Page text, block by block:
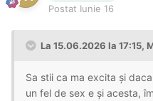
Postat Iunie 16
La 15.06.2026 la 17:15,
Sa stii ca ma excita și
un fel de sex e și acesta,